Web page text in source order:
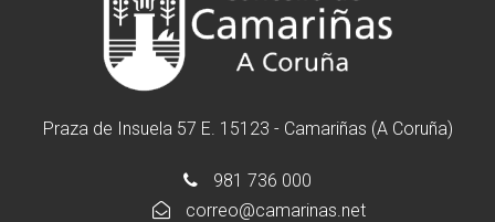
Praza de Insuela 57 E. 15123 - Camariñas (A Coruña)
981 736 000
correo@camarinas.net